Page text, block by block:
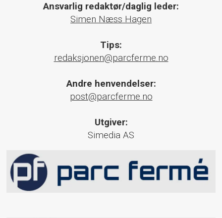
Ansvarlig redaktør/daglig leder:
Simen Næss Hagen
Tips:
redaksjonen@parcferme.no
Andre henvendelser:
post@parcferme.no
Utgiver:
Simedia AS